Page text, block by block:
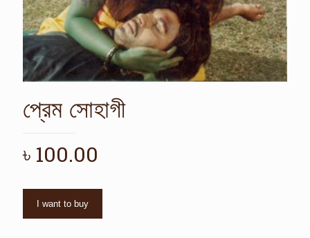
প্রেম সোহাগী
৳ 100.00
I want to buy